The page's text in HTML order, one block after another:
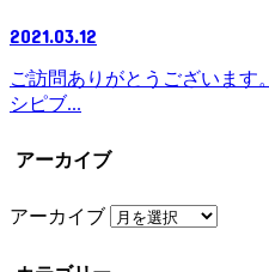
2021.03.12
ご訪問ありがとうございます
シピブ...
アーカイブ
アーカイブ